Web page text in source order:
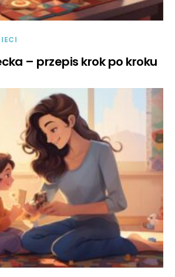
– przepis krok po kroku